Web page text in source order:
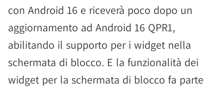
con Android 16 e riceverà poco dopo un
aggiornamento ad Android 16 QPR1,
abilitando il supporto per i widget nella
schermata di blocco. E la funzionalità dei
widget per la schermata di blocco fa parte